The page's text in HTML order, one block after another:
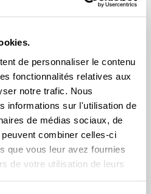
de personnaliser le contenu
fonctionnalités relatives aux
notre trafic. Nous
informations sur l'utilisation de
de médias sociaux, de
combiner celles-ci
que vous leur avez fournies
de votre utilisation de leurs
8248 ou en écrivant à
nous vous invitons à
dans le cadre de vos
entourant le 8 mars ou
l’actualité.
8 mars. Agence :
et design graphique :